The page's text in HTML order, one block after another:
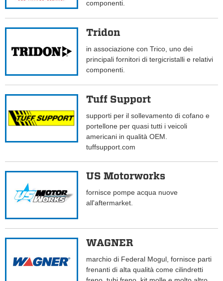
componenti.
Tridon
in associazione con Trico, uno dei
principali fornitori di tergicristalli e relativi
componenti.
Tuff Support
supporti per il sollevamento di cofano e
portellone per quasi tutti i veicoli
americani in qualità OEM.
tuffsupport.com
US Motorworks
fornisce pompe acqua nuove
all'aftermarket.
WAGNER
marchio di Federal Mogul, fornisce parti
frenanti di alta qualità come cilindretti